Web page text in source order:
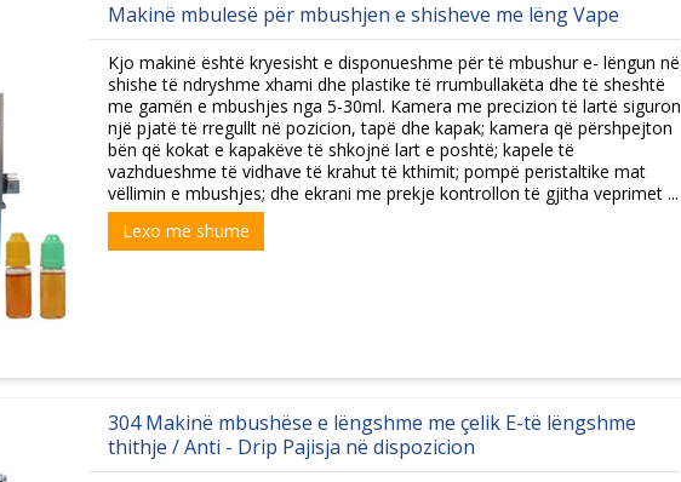
Makinë mbulesë për mbushjen e shisheve me lëng Vape
Kjo makinë është kryesisht e disponueshme për të mbushur e- lëngun në
shishe të ndryshme xhami dhe plastike të rrumbullakëta dhe të sheshtë
me gamën e mbushjes nga 5-30ml. Kamera me precizion të lartë siguron
një pjatë të rregullt në pozicion, tapë dhe kapak; kamera që përshpejton
bën që kokat e kapakëve të shkojnë lart e poshtë; kapele të
vazhdueshme të vidhave të krahut të kthimit; pompë peristaltike mat
vëllimin e mbushjes; dhe ekrani me prekje kontrollon të gjitha veprimet ...
Lexo më shumë
304 Makinë mbushëse e lëngshme me çelik E-të lëngshme
thithje / Anti - Drip Pajisja në dispozicion